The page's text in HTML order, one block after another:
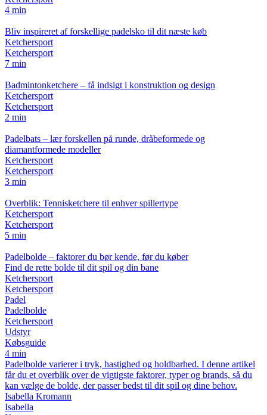
4 min
Bliv inspireret af forskellige padelsko til dit næste køb
Ketchersport
Ketchersport
7 min
Badmintonketchere – få indsigt i konstruktion og design
Ketchersport
Ketchersport
2 min
Padelbats – lær forskellen på runde, dråbeformede og
diamantformede modeller
Ketchersport
Ketchersport
3 min
Overblik: Tennisketchere til enhver spillertype
Ketchersport
Ketchersport
5 min
Padelbolde – faktorer du bør kende, før du køber
Find de rette bolde til dit spil og din bane
Ketchersport
Ketchersport
Padel
Padelbolde
Ketchersport
Udstyr
Købsguide
4 min
Padelbolde varierer i tryk, hastighed og holdbarhed. I denne artikel
får du et overblik over de vigtigste faktorer, typer og brands, så du
kan vælge de bolde, der passer bedst til dit spil og dine behov.
Isabella Kromann
Isabella